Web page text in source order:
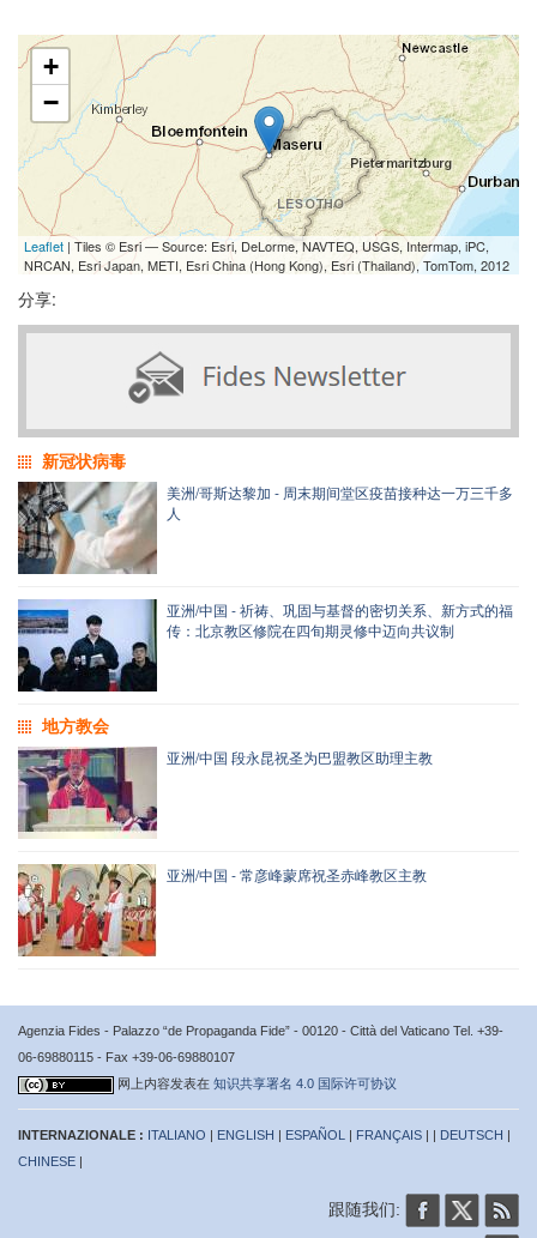
+
−
Leaflet | Tiles © Esri — Source: Esri, DeLorme, NAVTEQ, USGS, Intermap, iPC,
NRCAN, Esri Japan, METI, Esri China (Hong Kong), Esri (Thailand), TomTom, 2012
分享:
新冠状病毒
美洲/哥斯达黎加 - 周末期间堂区疫苗接种达一万三千多
人
亚洲/中国 - 祈祷、巩固与基督的密切关系、新方式的福
传：北京教区修院在四旬期灵修中迈向共议制
地方教会
亚洲/中国 段永昆祝圣为巴盟教区助理主教
亚洲/中国 - 常彦峰蒙席祝圣赤峰教区主教
Agenzia Fides - Palazzo “de Propaganda Fide” - 00120 - Città del Vaticano Tel. +39-
06-69880115 - Fax +39-06-69880107
网上内容发表在 知识共享署名 4.0 国际许可协议
INTERNAZIONALE : ITALIANO | ENGLISH | ESPAÑOL | FRANÇAIS | | DEUTSCH |
CHINESE |
跟随我们: